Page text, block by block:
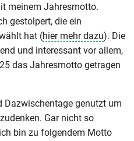
meinem Jahresmotto.
gestolpert, die ein
hat (hier mehr dazu). Die
und interessant vor allem,
das Jahresmotto getragen
Dazwischentage genutzt um
Gar nicht so
bin zu folgendem Motto